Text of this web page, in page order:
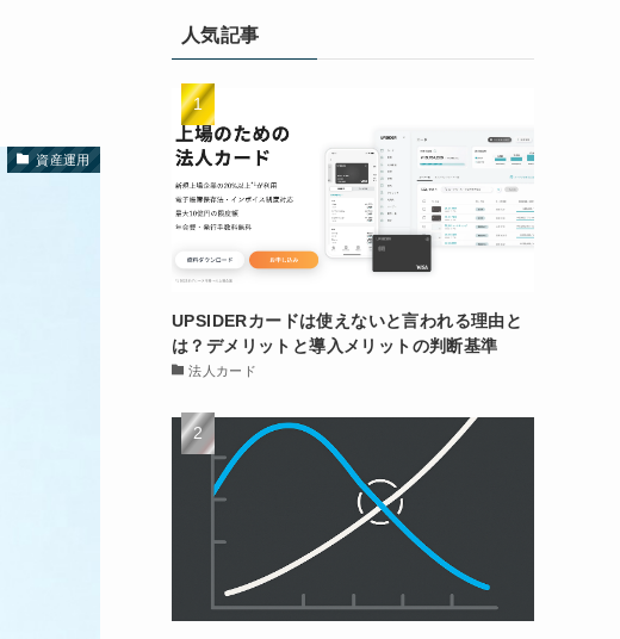
資産運用
人気記事
UPSIDERカードは使えないと言われる理由と
は？デメリットと導入メリットの判断基準
法人カード